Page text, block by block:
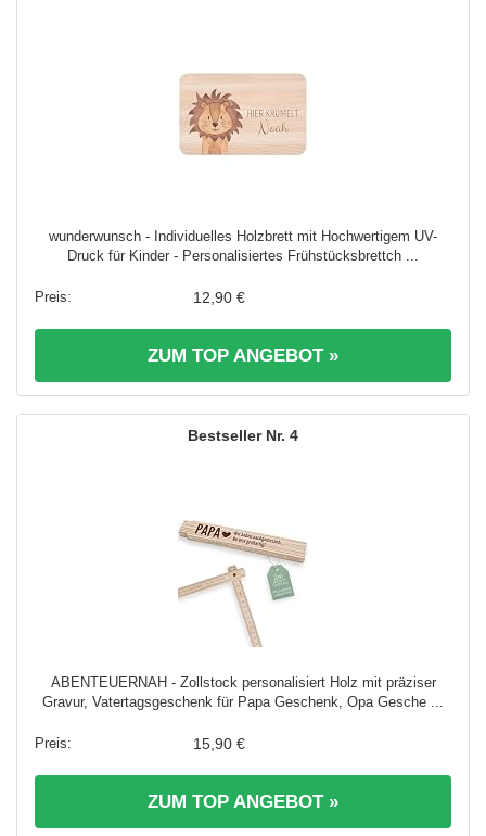
wunderwunsch - Individuelles Holzbrett mit Hochwertigem UV-
Druck für Kinder - Personalisiertes Frühstücksbrettch ...
12,90 €
ZUM TOP ANGEBOT »
4
ABENTEUERNAH - Zollstock personalisiert Holz mit präziser
Gravur, Vatertagsgeschenk für Papa Geschenk, Opa Gesche ...
15,90 €
ZUM TOP ANGEBOT »